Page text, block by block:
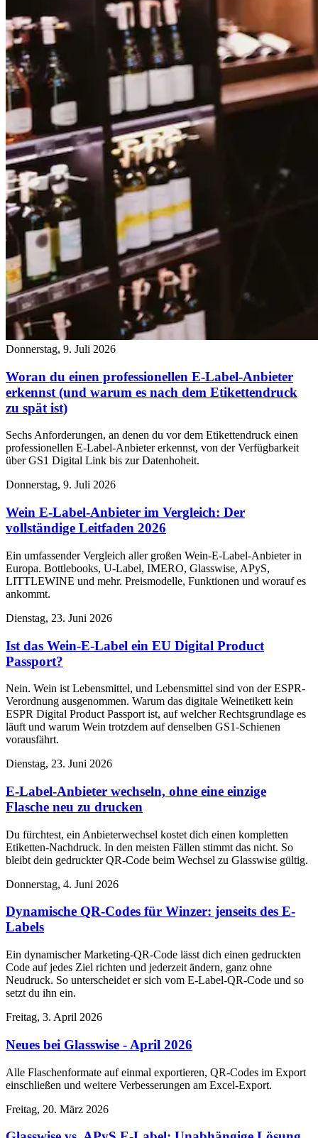
Donnerstag, 9. Juli 2026
Woran du einen professionellen E-Label-Anbieter
erkennst (und warum es nach dem Etikettendruck
zu spät ist)
Sechs Anforderungen, an denen du vor dem Etikettendruck einen
professionellen E-Label-Anbieter erkennst, von der Verfügbarkeit
über GS1 Digital Link bis zur Datenhoheit.
Donnerstag, 9. Juli 2026
Wein E-Label-Anbieter im Vergleich: Der
vollständige Leitfaden 2026
Ein umfassender Vergleich aller großen Wein-E-Label-Anbieter in
Europa. Bottlebooks, U-Label, IMERO, Glasswise, APyS,
LITTLEWINE und mehr. Preismodelle, Funktionen und worauf es
ankommt.
Dienstag, 23. Juni 2026
Ist das Wein-E-Label ein EU Digital Product
Passport?
Nein. Wein ist Lebensmittel, und Lebensmittel sind von der ESPR-
Verordnung ausgenommen. Warum das digitale Weinetikett kein
ESPR Digital Product Passport ist, auf welcher Rechtsgrundlage es
läuft und warum Wein trotzdem auf denselben GS1-Schienen
vorausfährt.
Dienstag, 23. Juni 2026
E-Label-Anbieter wechseln, ohne eine einzige
Flasche neu zu drucken
Du fürchtest, ein Anbieterwechsel kostet dich einen kompletten
Etiketten-Nachdruck. In den meisten Fällen stimmt das nicht. So
bleibt dein gedruckter QR-Code beim Wechsel zu Glasswise gültig.
Donnerstag, 4. Juni 2026
Dynamische QR-Codes für Winzer: jenseits des E-
Labels
Ein dynamischer Marketing-QR-Code lässt dich einen gedruckten
Code auf jedes Ziel richten und jederzeit ändern, ganz ohne
Neudruck. So unterscheidet er sich vom E-Label-QR-Code und so
setzt du ihn ein.
Freitag, 3. April 2026
Neues bei Glasswise - April 2026
Alle Flaschenformate auf einmal exportieren, QR-Codes im Export
einschließen und weitere Verbesserungen am Excel-Export.
Freitag, 20. März 2026